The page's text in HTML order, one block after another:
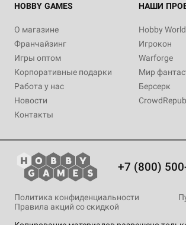
HOBBY GAMES
О магазине
Франчайзинг
Игры оптом
Корпоративные подарки
Работа у нас
Новости
Контакты
НАШИ
Hobby World
Игрокон
Warforge
Мир
Берсерк
+7 (800)
Политика конфиденциальности
Правила акций со скидкой